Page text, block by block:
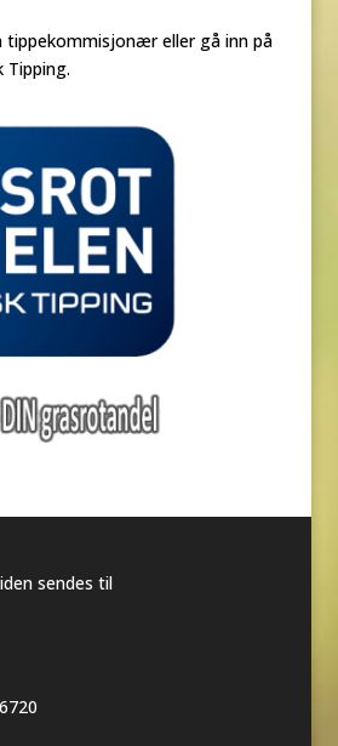
tippekommisjonær eller gå inn på
Tipping.
sendes til